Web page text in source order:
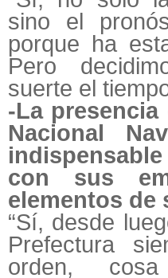
sino el
porque ha
Pero
suerte el
-La
Nacional
con sus
elementos
“Sí, desde
Prefectura
orden,